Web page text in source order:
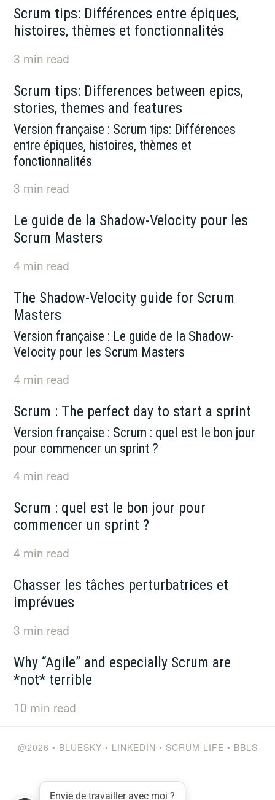
Scrum tips: Différences entre épiques,
histoires, thèmes et fonctionnalités
3 min read
Scrum tips: Differences between epics,
stories, themes and features
Version française : Scrum tips: Différences
entre épiques, histoires, thèmes et
fonctionnalités
3 min read
Le guide de la Shadow-Velocity pour les
Scrum Masters
4 min read
The Shadow-Velocity guide for Scrum
Masters
Version française : Le guide de la Shadow-
Velocity pour les Scrum Masters
4 min read
Scrum : The perfect day to start a sprint
Version française : Scrum : quel est le bon jour
pour commencer un sprint ?
4 min read
Scrum : quel est le bon jour pour
commencer un sprint ?
4 min read
Chasser les tâches perturbatrices et
imprévues
3 min read
Why “Agile” and especially Scrum are
*not* terrible
10 min read
@2026 • BLUESKY • LINKEDIN • SCRUM LIFE • BBLS
Envie de travailler avec moi ?